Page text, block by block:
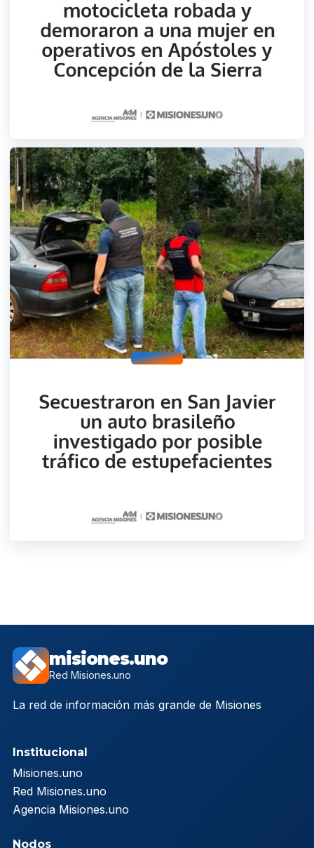
misiones.uno
Red Misiones.uno
La red de información más grande de Misiones
Institucional
Misiones.uno
Red Misiones.uno
Agencia Misiones.uno
Nodos